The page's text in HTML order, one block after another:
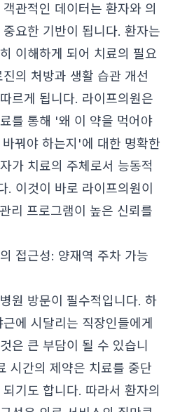
관적인 데이터는 환자와 의
요한 기반이 됩니다. 환자는
이해하게 되어 치료의 필요
의 처방과 생활 습관 개선
르게 됩니다. 라이프의원은
를 통해 '왜 이 약을 먹어야
꿔야 하는지'에 대한 명확한
가 치료의 주체로서 능동적
. 이것이 바로 라이프의원이
관리 프로그램이 높은 신뢰를
접근성: 양재역 주차 가능
원 방문이 필수적입니다. 하
에 시달리는 직장인들에게
은 큰 부담이 될 수 있습니
시간의 제약은 치료를 중단
기도 합니다. 따라서 환자의